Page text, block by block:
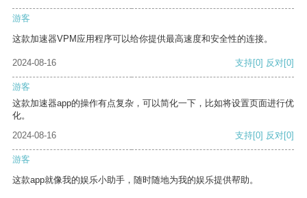
游客
这款加速器VPM应用程序可以给你提供最高速度和安全性的连接。
2024-08-16 支持[0] 反对[0]
游客
这款加速器app的操作有点复杂，可以简化一下，比如将设置页面进行优
化。
2024-08-16
支持[0] 反对[0]
游客
这款app就像我的娱乐小助手，随时随地为我的娱乐提供帮助。